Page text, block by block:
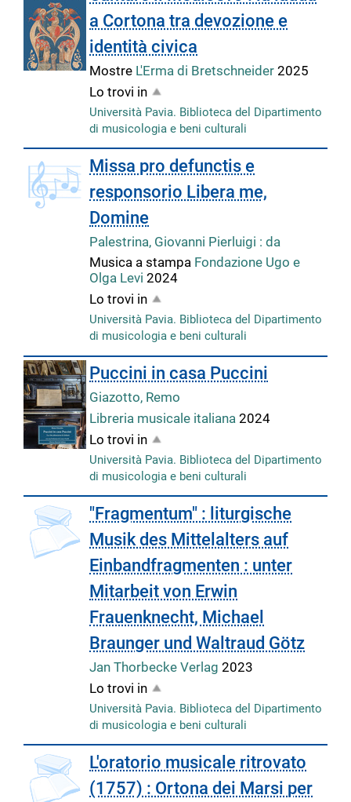
a Cortona tra devozione e
identità civica
Mostre L'Erma di Bretschneider2025
Lo trovi in
Università Pavia. Biblioteca del Dipartimento
di musicologia e beni culturali
Missa pro defunctis e
responsorio Libera me,
Domine
Palestrina, Giovanni Pierluigi : da
Musica a stampa Fondazione Ugo e
Olga Levi2024
Lo trovi in
Università Pavia. Biblioteca del Dipartimento
di musicologia e beni culturali
Puccini in casa Puccini
Giazotto, Remo
Libreria musicale italiana2024
Lo trovi in
Università Pavia. Biblioteca del Dipartimento
di musicologia e beni culturali
"Fragmentum" : liturgische
Musik des Mittelalters auf
Einbandfragmenten : unter
Mitarbeit von Erwin
Frauenknecht, Michael
Braunger und Waltraud Götz
Jan Thorbecke Verlag2023
Lo trovi in
Università Pavia. Biblioteca del Dipartimento
di musicologia e beni culturali
L'oratorio musicale ritrovato
(1757) : Ortona dei Marsi per